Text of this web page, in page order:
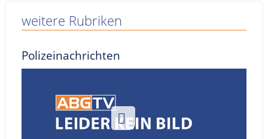
weitere Rubriken
Polizeinachrichten